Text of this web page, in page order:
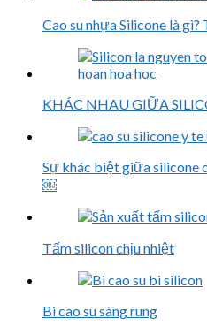
Cao su nhựa Silicone là
KHÁC NHAU GIỮA
Sự khác biệt giữa
￼
Tấm silicon chịu nhiệt
Bi cao su sàng rung